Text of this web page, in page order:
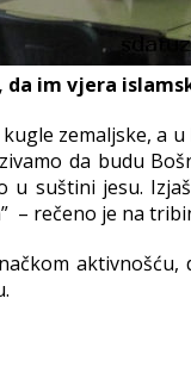
da im vjera
zemaljske, a
da budu
suštini jesu.
– rečeno je na